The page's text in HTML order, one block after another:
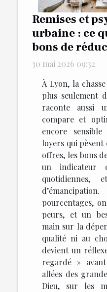
Remises et
urbaine : ce
bons de
30 mai 2026 09:32
À Lyon, la
plus seulement
raconte aussi
compare et
encore
loyers qui
offres, les bons
un indicateur
pourcentages,
peurs, et un
main sur la
qualité ni au
devient un
regardé » avant
allées des
Dieu, sur les